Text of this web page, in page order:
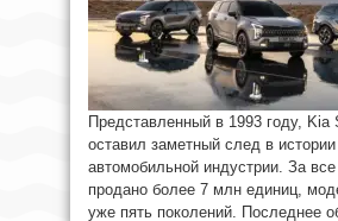
Представленный в 1993 году, Kia
оставил заметный след в
автомобильной индустрии. За
продано более 7 млн единиц,
уже пять поколений. Последнее